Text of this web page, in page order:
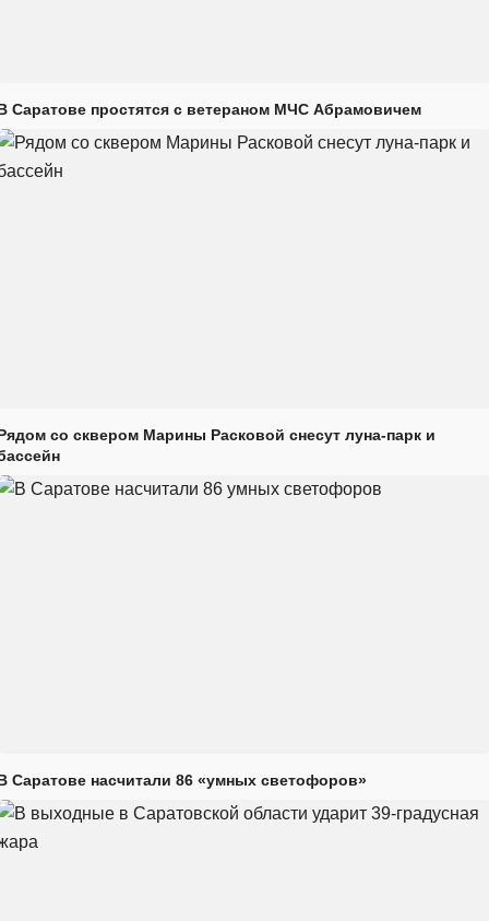
Саратове простятся с ветераном МЧС Абрамовичем
со сквером Марины Расковой снесут луна-парк и
Саратове насчитали 86 «умных светофоров»